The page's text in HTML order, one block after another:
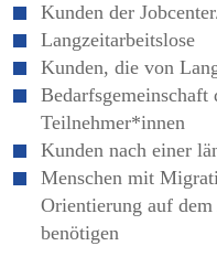
Kunden der
Langzeitarbeitslose
Kunden, die von
Bedarfsgemeinschaft
Teilnehmer*innen
Kunden nach einer
Menschen mit
Orientierung auf
benötigen